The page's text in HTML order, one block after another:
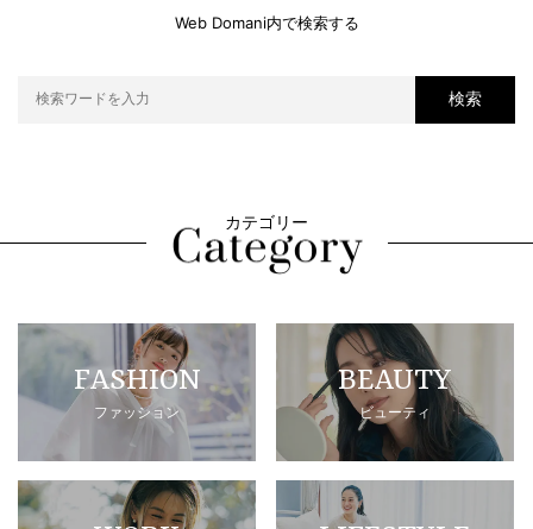
Web Domani内で検索する
検索
カテゴリー
FASHION
ファッション
BEAUTY
ビューティ